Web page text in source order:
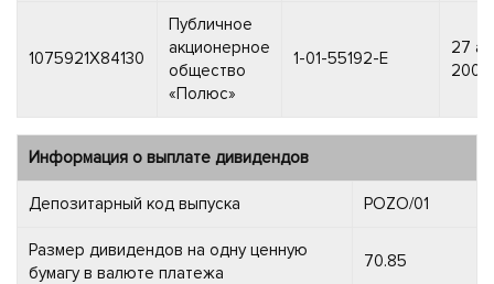
1075921X84130
Публичное
акционерное
общество
«Полюс»
1-01-55192-E
27
2006
Информация о выплате дивидендов
Депозитарный код выпуска POZO/01
Размер дивидендов на одну ценную
бумагу в валюте платежа
70.85